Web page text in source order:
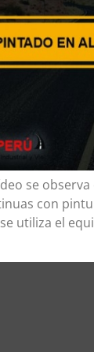
se
con
utiliza el